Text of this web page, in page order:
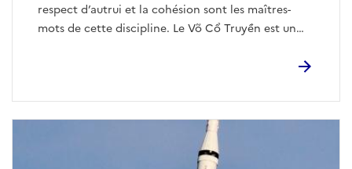
respect d’autrui et la cohésion sont les maîtres-
mots de cette discipline. Le Võ Cổ Truyền est un
Chaque style préserve ses techniques à travers des
Quyen propre à son école. Le Vovinam Viet Vo Dao
est un art martial relativement récent issu d’une
synthèse de toutes les techniques de combat.